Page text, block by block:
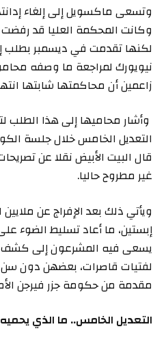
وتسعى ماكسويل إلى إلغاء
وكانت المحكمة العليا قد
لكنها تقدمت في ديسمبر
نيويورك لمراجعة ما وصفه
زاعمين أن محاكمتها شابتها
وأشار محاميها إلى هذا الطلب
التعديل الخامس خلال جلسة
قال البيت الأبيض نقلا عن
غير مطروح حاليا.
ويأتي ذلك بعد الإفراج عن
إبستين، ما أعاد تسليط
يسعى فيه المشرعون إلى كشف
لفتيات قاصرات، بعضهن دون
مقدمة من حكومة جزر فيرجن
التعديل الخامس.. ما الذي